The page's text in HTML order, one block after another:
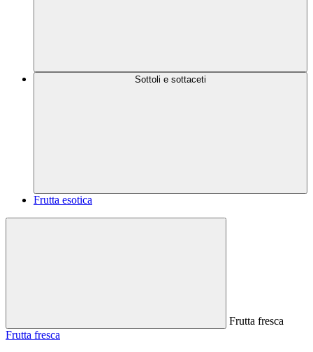
Sottoli e sottaceti
Frutta esotica
Frutta fresca
Frutta fresca